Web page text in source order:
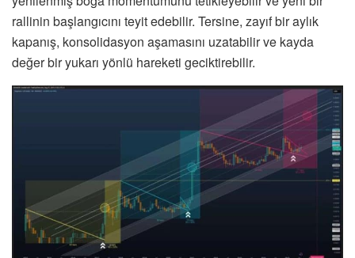
rallinin başlangıcını teyit edebilir. Tersine, zayıf bir aylık
kapanış, konsolidasyon aşamasını uzatabilir ve kayda
değer bir yukarı yönlü hareketi geciktirebilir.